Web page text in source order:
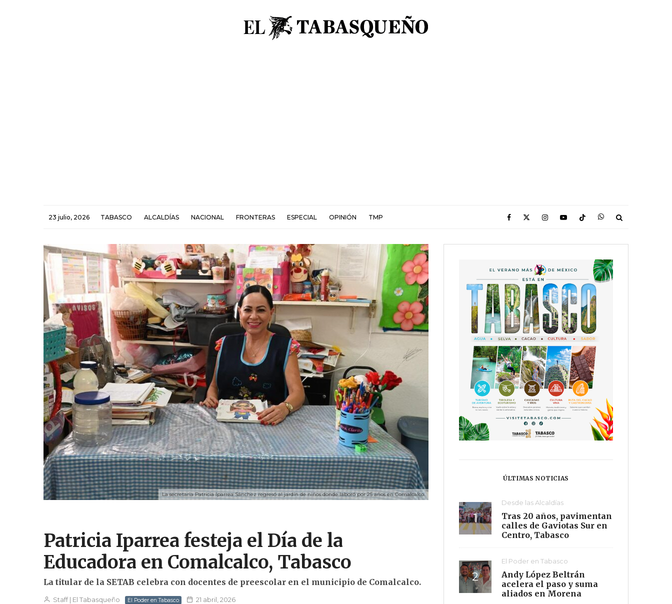
23 julio, 2026 TABASCO ALCALDÍAS NACIONAL FRONTERAS ESPECIAL OPINIÓN TMP
La secretaria Patricia Iparrea Sánchez regresó al jardín de niños donde laboró por 25 años en Comalcalco.
Patricia Iparrea festeja el Día de la
Educadora en Comalcalco, Tabasco
La titular de la SETAB celebra con docentes de preescolar en el municipio de Comalcalco.
Staff | El Tabasqueño El Poder en Tabasco 21 abril, 2026
ÚLTIMAS NOTICIAS
Desde las Alcaldías
Tras 20 años, pavimentan
calles de Gaviotas Sur en
Centro, Tabasco
El Poder en Tabasco
Andy López Beltrán
acelera el paso y suma
aliados en Morena